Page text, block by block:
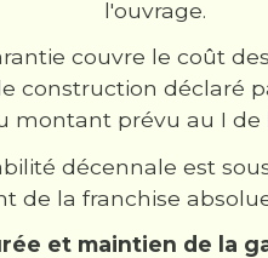
l'ouvrage.
couvre le coût
construction déclaré
montant prévu au I de
décennale est
de la franchise
et maintien de la